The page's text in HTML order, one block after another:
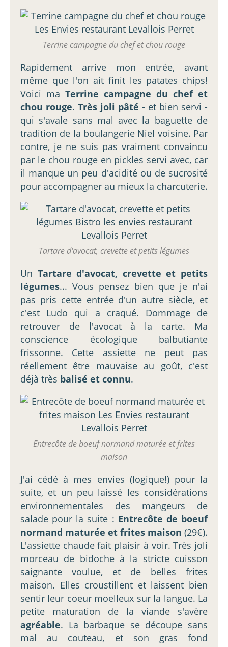
Terrine campagne du chef et chou rouge
Rapidement arrive mon entrée, avant
même que l'on ait finit les patates chips!
Voici ma Terrine campagne du chef et
chou rouge. Très joli pâté - et bien servi -
qui s'avale sans mal avec la baguette de
tradition de la boulangerie Niel voisine. Par
contre, je ne suis pas vraiment convaincu
par le chou rouge en pickles servi avec, car
il manque un peu d'acidité ou de sucrosité
pour accompagner au mieux la charcuterie.
Tartare d'avocat, crevette et petits légumes
Un Tartare d'avocat, crevette et petits
légumes... Vous pensez bien que je n'ai
pas pris cette entrée d'un autre siècle, et
c'est Ludo qui a craqué. Dommage de
retrouver de l'avocat à la carte. Ma
conscience écologique balbutiante
frissonne. Cette assiette ne peut pas
réellement être mauvaise au goût, c'est
déjà très balisé et connu.
Entrecôte de boeuf normand maturée et frites
maison
J'ai cédé à mes envies (logique!) pour la
suite, et un peu laissé les considérations
environnementales des mangeurs de
salade pour la suite : Entrecôte de boeuf
normand maturée et frites maison (29€).
L'assiette chaude fait plaisir à voir. Très joli
morceau de bidoche à la stricte cuisson
saignante voulue, et de belles frites
maison. Elles croustillent et laissent bien
sentir leur coeur moelleux sur la langue. La
petite maturation de la viande s'avère
agréable. La barbaque se découpe sans
mal au couteau, et son gras fond